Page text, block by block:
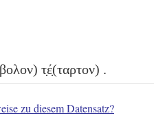
τ̣έ̣(ταρτον) .
zu diesem Datensatz?